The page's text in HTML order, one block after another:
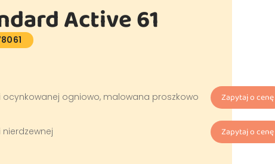
Active 61
ocynkowanej ogniowo, malowana proszkowo Zapytaj o cenę
Zapytaj o cenę